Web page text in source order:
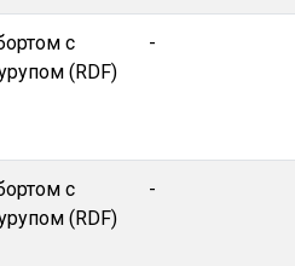
с
(RDF)
-
с
(RDF)
-